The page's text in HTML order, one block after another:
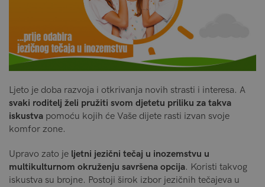
Ljeto je doba razvoja i otkrivanja novih strasti i interesa. A
svaki roditelj želi pružiti svom djetetu priliku za takva
iskustva pomoću kojih će Vaše dijete rasti izvan svoje
komfor zone.
Upravo zato je ljetni jezični tečaj u inozemstvu u
multikulturnom okruženju savršena opcija. Koristi takvog
iskustva su brojne. Postoji širok izbor jezičnih tečajeva u